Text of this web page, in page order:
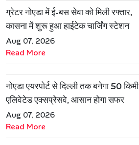
ग्रेटर नोएडा में ई-बस सेवा को मिली रफ्तार,
कासना में शुरू हुआ हाईटेक चार्जिंग स्टेशन
Aug 07, 2026
Read More
नोएडा एयरपोर्ट से दिल्ली तक बनेगा 50 किमी
एलिवेटेड एक्सप्रेसवे, आसान होगा सफर
Aug 07, 2026
Read More